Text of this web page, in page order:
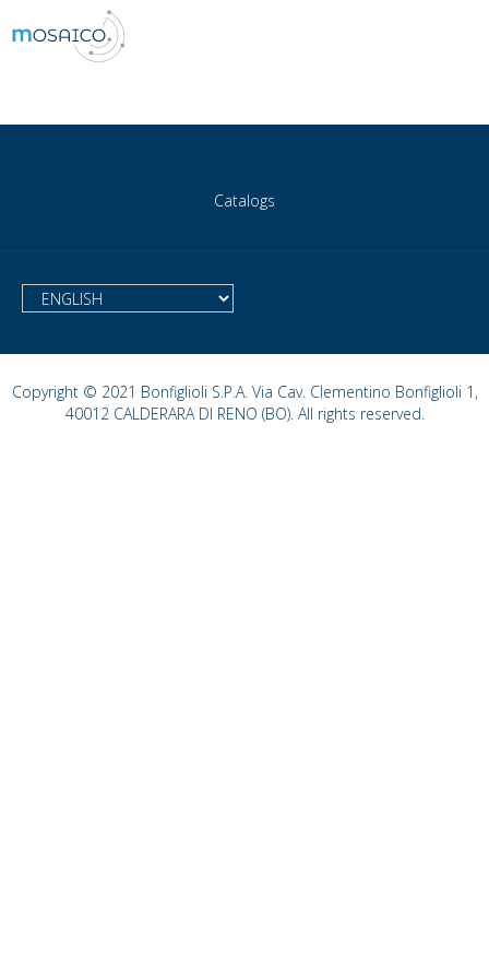
Catalogs
Copyright © 2021 Bonfiglioli S.P.A. Via Cav. Clementino Bonfiglioli 1,
40012 CALDERARA DI RENO (BO). All rights reserved.